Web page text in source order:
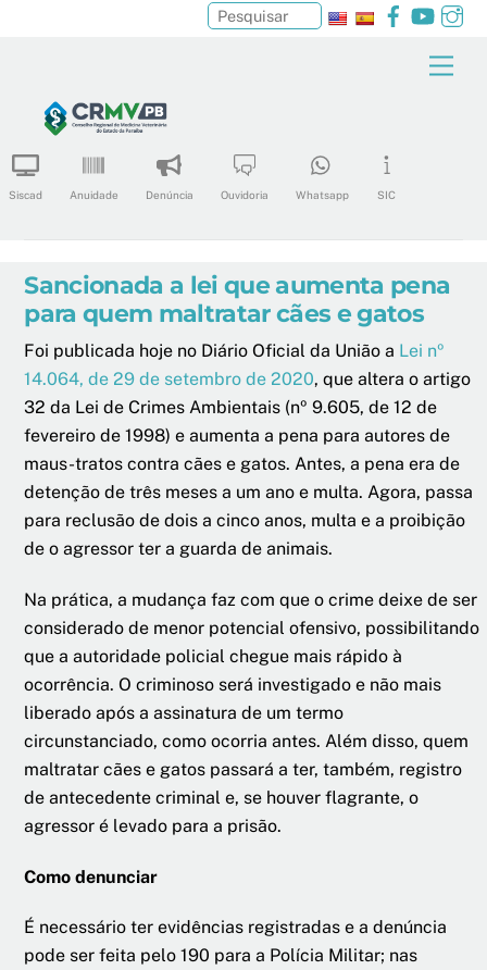
content
Facebook
Siscad Anuidade Denúncia Ouvidoria Whatsapp SIC
Pesquisar
Sancionada a lei que aumenta pena
para quem maltratar cães e gatos
Foi publicada hoje no Diário Oficial da União a Lei nº
14.064, de 29 de setembro de 2020, que altera o artigo
32 da Lei de Crimes Ambientais (nº 9.605, de 12 de
fevereiro de 1998) e aumenta a pena para autores de
maus-tratos contra cães e gatos. Antes, a pena era de
detenção de três meses a um ano e multa. Agora, passa
para reclusão de dois a cinco anos, multa e a proibição
de o agressor ter a guarda de animais.
Na prática, a mudança faz com que o crime deixe de ser
considerado de menor potencial ofensivo, possibilitando
que a autoridade policial chegue mais rápido à
ocorrência. O criminoso será investigado e não mais
liberado após a assinatura de um termo
circunstanciado, como ocorria antes. Além disso, quem
maltratar cães e gatos passará a ter, também, registro
de antecedente criminal e, se houver flagrante, o
agressor é levado para a prisão.
Como denunciar
É necessário ter evidências registradas e a denúncia
pode ser feita pelo 190 para a Polícia Militar; nas